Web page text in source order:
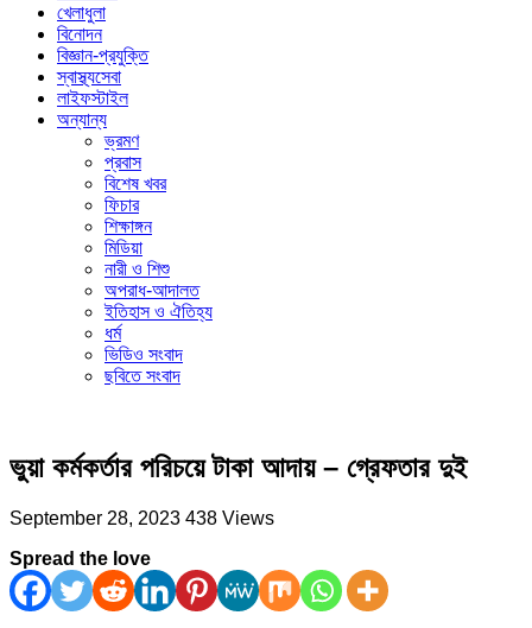
খেলাধুলা
বিনোদন
বিজ্ঞান-প্রযুক্তি
স্বাস্থ্যসেবা
লাইফস্টাইল
অন্যান্য
ভ্রমণ
প্রবাস
বিশেষ খবর
ফিচার
শিক্ষাঙ্গন
মিডিয়া
নারী ও শিশু
অপরাধ-আদালত
ইতিহাস ও ঐতিহ্য
ধর্ম
ভিডিও সংবাদ
ছবিতে সংবাদ
ভুয়া কর্মকর্তার পরিচয়ে টাকা আদায় – গ্রেফতার দুই
September 28, 2023 438 Views
Spread the love